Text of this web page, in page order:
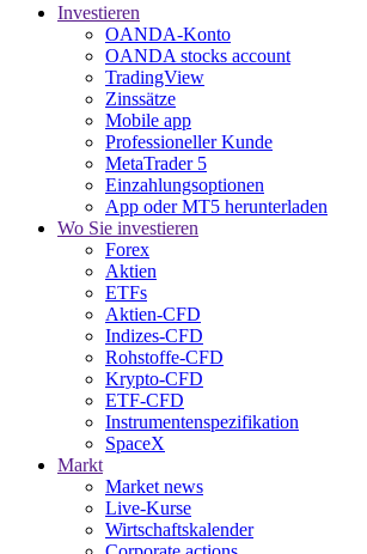
Investieren
OANDA-Konto
OANDA stocks account
TradingView
Zinssätze
Mobile app
Professioneller Kunde
MetaTrader 5
Einzahlungsoptionen
App oder MT5 herunterladen
Wo Sie investieren
Forex
Aktien
ETFs
Aktien-CFD
Indizes-CFD
Rohstoffe-CFD
Krypto-CFD
ETF-CFD
Instrumentenspezifikation
SpaceX
Markt
Market news
Live-Kurse
Wirtschaftskalender